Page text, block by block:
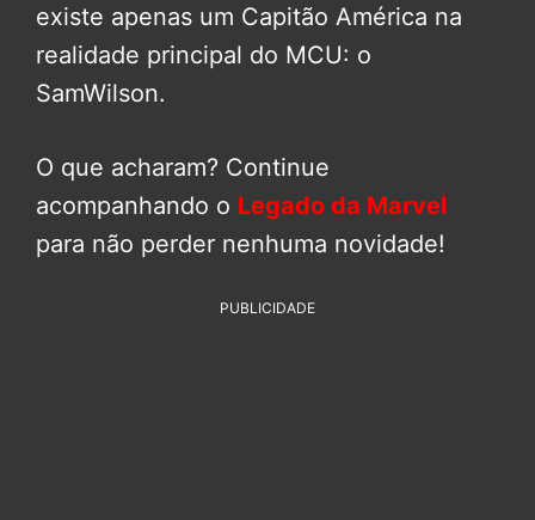
existe apenas um Capitão América na
realidade principal do MCU: o
SamWilson.
O que acharam? Continue
acompanhando o Legado da Marvel
para não perder nenhuma novidade!
PUBLICIDADE